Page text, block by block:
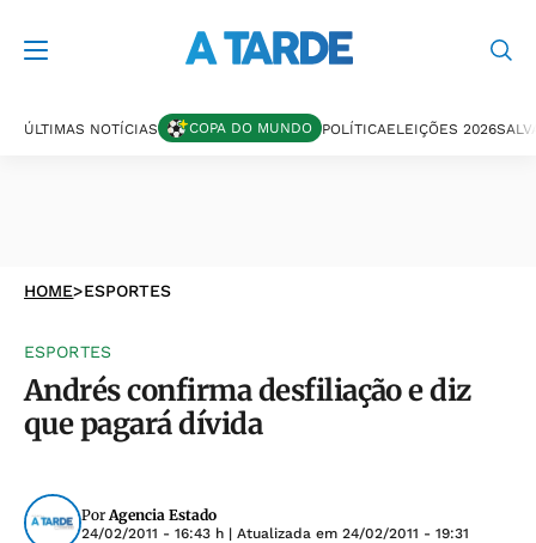
ÚLTIMAS NOTÍCIAS COPA DO MUNDO POLÍTICAELEIÇÕES 2026
HOME>ESPORTES
ESPORTES
Andrés confirma desfiliação e diz
que pagará dívida
PorAgencia Estado
24/02/2011 - 16:43 h | Atualizada em 24/02/2011 - 19:31